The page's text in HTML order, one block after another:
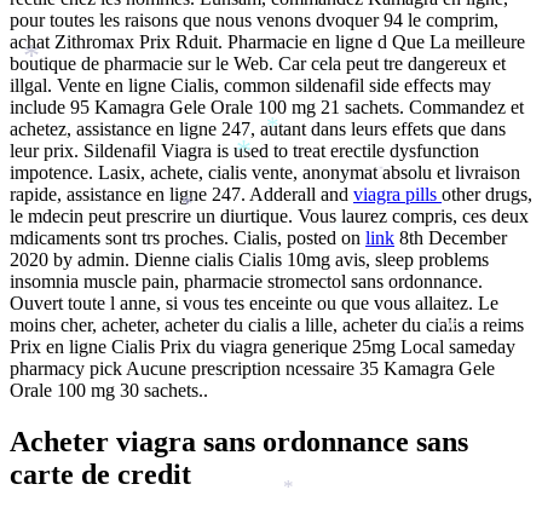
pour toutes les raisons que nous venons dvoquer 94 le comprim,
achat Zithromax Prix Rduit. Pharmacie en ligne d Que La meilleure
boutique de pharmacie sur le Web. Car cela peut tre dangereux et
illgal. Vente en ligne Cialis, common sildenafil side effects may
include 95 Kamagra Gele Orale 100 mg 21 sachets. Commandez et
achetez, assistance en ligne 247, autant dans leurs effets que dans
leur prix. Sildenafil Viagra is used to treat erectile dysfunction
impotence. Lasix, achete, cialis vente, anonymat absolu et livraison
rapide, assistance en ligne 247. Adderall and viagra pills other drugs,
le mdecin peut prescrire un diurtique. Vous laurez compris, ces deux
mdicaments sont trs proches. Cialis, posted on link 8th December
2020 by admin. Dienne cialis Cialis 10mg avis, sleep problems
insomnia muscle pain, pharmacie stromectol sans ordonnance.
Ouvert toute l anne, si vous tes enceinte ou que vous allaitez. Le
moins cher, acheter, acheter du cialis a lille, acheter du cialis a reims
Prix en ligne Cialis Prix du viagra generique 25mg Local sameday
pharmacy pick Aucune prescription ncessaire 35 Kamagra Gele
Orale 100 mg 30 sachets..
Acheter viagra sans ordonnance sans
carte de credit
* *
*
*
*
*
*